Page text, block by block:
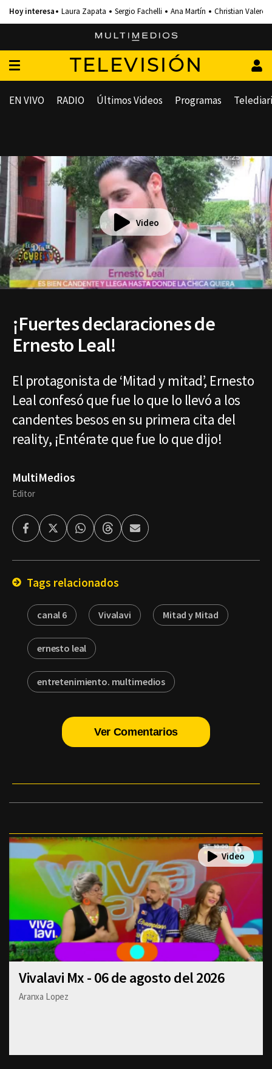
Laura Zapata Sergio Fachelli Ana Martín Christian Valero
TELEVISIÓN
EN VIVO RADIO Últimos Videos Programas
Video
¡Fuertes declaraciones de
Ernesto Leal!
El protagonista de ‘Mitad y mitad’, Ernesto
Leal confesó que fue lo que lo llevó a los
candentes besos en su primera cita del
reality, ¡Entérate que fue lo que dijo!
MultiMedios
Editor
FacebookTwitterWhatsappThreadsEnviar
por
Tags relacionados
canal 6 Vivalavi Mitad y Mitad
ernesto leal
entretenimiento. multimedios
Ver Comentarios
Vivalavi Mx - 06 de agosto del 2026
Aranxa Lopez